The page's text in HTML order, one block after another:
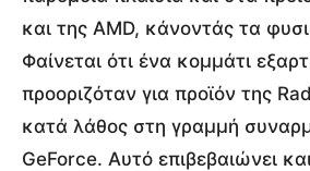
και της AMD, κάνοντάς τα
Φαίνεται ότι ένα κομμάτι
προοριζόταν για προϊόν της
κατά λάθος στη γραμμή
GeForce. Αυτό επιβεβαιώνει